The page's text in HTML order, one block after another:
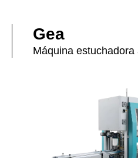
Gea
Máquina estuchadora